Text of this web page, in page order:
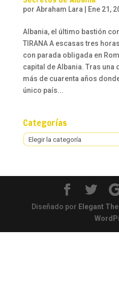
por Abraham Lara Ene 21,
Albania, el último bastión
TIRANA A escasas tres
con parada obligada en
capital de Albania. Tras
más de cuarenta años
único país...
Categorías
Categorías
Diseñado por Elegant